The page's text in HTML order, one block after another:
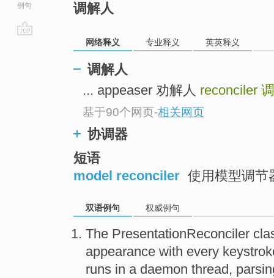
例句
调解人
网络释义 专业释义 英英释义
调解人
... appeaser 劝解人 reconciler
基于90个网页-相关网页
协调器
短语
model reconciler 使用模型调节
双语例句 权威例句
The PresentationReconciler
appearance with every
runs in a daemon thread,